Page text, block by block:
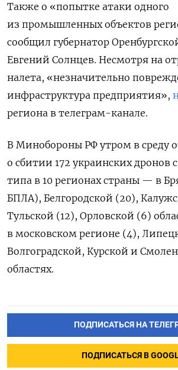
Также о «попытке атаки одного
из промышленных объектов
сообщил губернатор
Евгений Солнцев. Несмотря на
налета, «незначительно
инфраструктура предприятия»,
региона в телеграм-канале.
В Минобороны РФ утром в среду
о сбитии 172 украинских дронов
типа в 10 регионах страны — в
БПЛА), Белгородской (20),
Тульской (12), Орловской (6)
в московском регионе (4),
Волгоградской, Курской и
областях.
ПОДПИСАТЬСЯ НА
ПОДПИСАТЬСЯ В